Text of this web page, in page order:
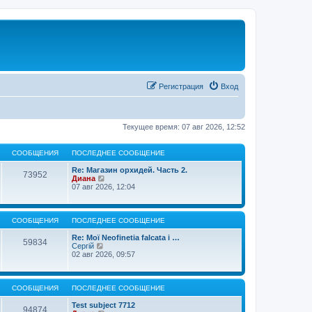
Вход
Регистрация
Текущее время: 07 авг 2026, 12:52
СООБЩЕНИЯ ПОСЛЕДНЕЕ СООБЩЕНИЕ
73952
Re: Магазин орхидей. Часть 2.
Диана
е
е
й
т
и
к
о
е
д
н
е
07 авг 2026, 12:04
СООБЩЕНИЯ ПОСЛЕДНЕЕ СООБЩЕНИЕ
59834
Re: Мої Neofinetia falcata і …
Сергій
е
е
й
т
и
к
02 авг 2026, 09:57
СООБЩЕНИЯ ПОСЛЕДНЕЕ СООБЩЕНИЕ
94874
Test subject 7712